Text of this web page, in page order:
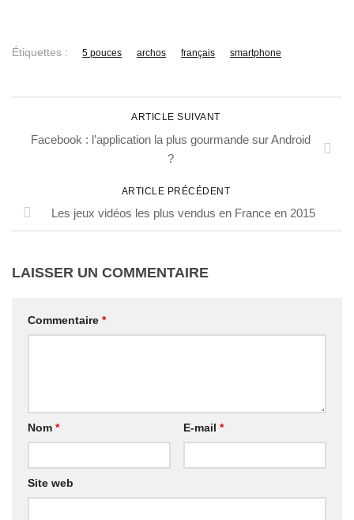
Étiquettes : 5 pouces archos français smartphone
ARTICLE SUIVANT
Facebook : l’application la plus gourmande sur Android
?
ARTICLE PRÉCÉDENT
Les jeux vidéos les plus vendus en France en 2015
LAISSER UN COMMENTAIRE
Commentaire *
Nom * E-mail *
Site web